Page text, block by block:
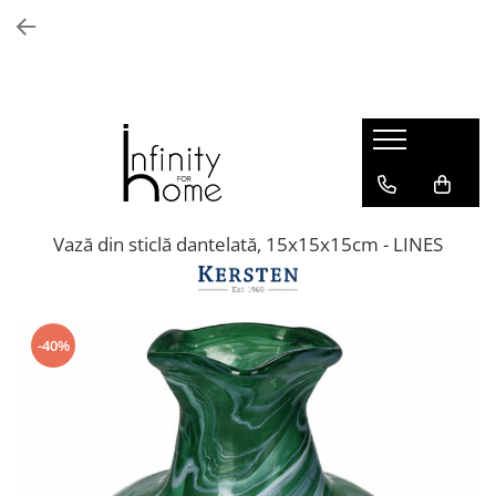
Biblioteci și rafturi
Masute auxiliare
Comode living
Taburete și pufi
Masute de cafea
Covoare dormitor
Vază din sticlă dantelată, 15x15x15cm - LINES
-40%